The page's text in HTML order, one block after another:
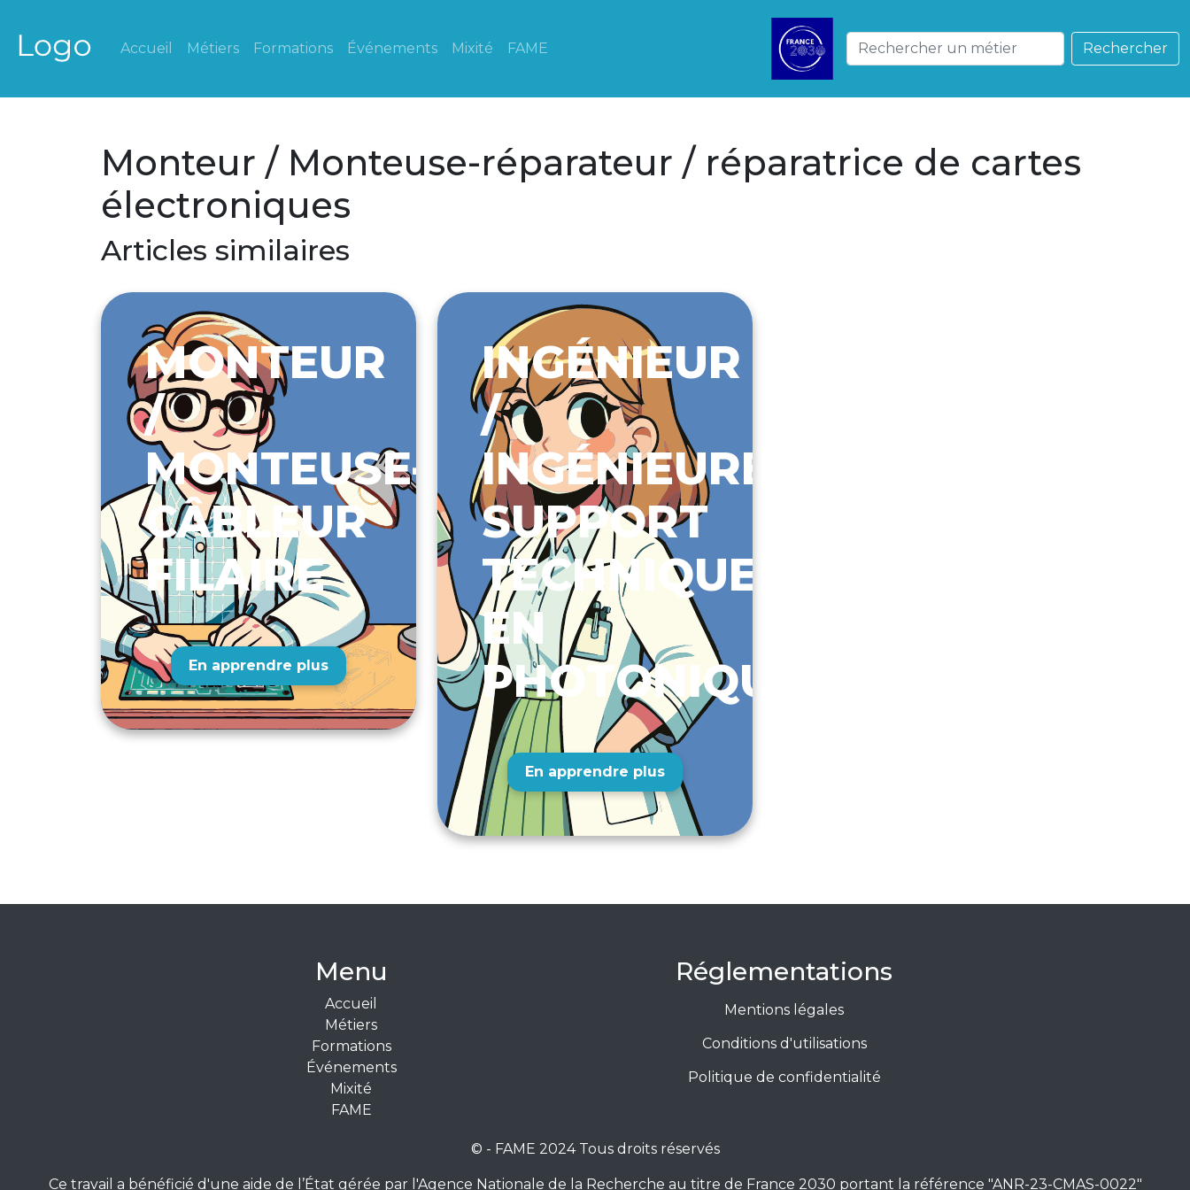
Accueil Métiers Formations Événements Mixité FAME Rechercher
Monteur / Monteuse-réparateur / réparatrice de cartes
électroniques
Articles similaires
MONTEUR
/
MONTEUSE-
CÂBLEUR
FILAIRE
En apprendre plus
INGÉNIEUR
/
INGÉNIEURE
SUPPORT
TECHNIQUE
EN
PHOTONIQUE
En apprendre plus
Menu
Accueil
Métiers
Formations
Événements
Mixité
FAME
Réglementations
Mentions légales
Conditions d'utilisations
Politique de confidentialité
© - FAME 2024 Tous droits réservés
Ce travail a bénéficié d'une aide de l’État gérée par l'Agence Nationale de la Recherche au titre de France 2030 portant la référence "ANR-23-CMAS-0022"